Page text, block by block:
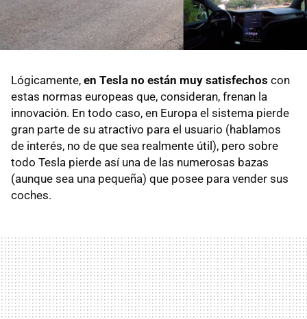
Lógicamente, en Tesla no están muy satisfechos con
estas normas europeas que, consideran, frenan la
innovación. En todo caso, en Europa el sistema pierde
gran parte de su atractivo para el usuario (hablamos
de interés, no de que sea realmente útil), pero sobre
todo Tesla pierde así una de las numerosas bazas
(aunque sea una pequeña) que posee para vender sus
coches.